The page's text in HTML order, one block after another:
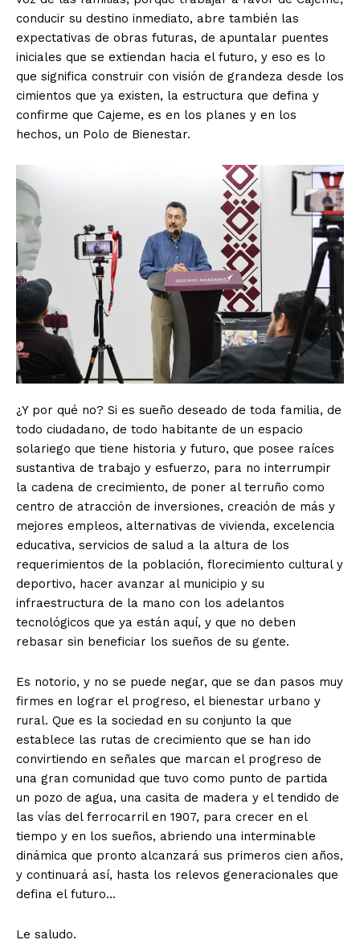
conducir su destino inmediato, abre también las
expectativas de obras futuras, de apuntalar puentes
iniciales que se extiendan hacia el futuro, y eso es lo
que significa construir con visión de grandeza desde los
cimientos que ya existen, la estructura que defina y
confirme que Cajeme, es en los planes y en los
hechos, un Polo de Bienestar.
¿Y por qué no? Si es sueño deseado de toda familia, de
todo ciudadano, de todo habitante de un espacio
solariego que tiene historia y futuro, que posee raíces
sustantiva de trabajo y esfuerzo, para no interrumpir
la cadena de crecimiento, de poner al terruño como
centro de atracción de inversiones, creación de más y
mejores empleos, alternativas de vivienda, excelencia
educativa, servicios de salud a la altura de los
requerimientos de la población, florecimiento cultural y
deportivo, hacer avanzar al municipio y su
infraestructura de la mano con los adelantos
tecnológicos que ya están aquí, y que no deben
rebasar sin beneficiar los sueños de su gente.
Es notorio, y no se puede negar, que se dan pasos muy
firmes en lograr el progreso, el bienestar urbano y
rural. Que es la sociedad en su conjunto la que
establece las rutas de crecimiento que se han ido
convirtiendo en señales que marcan el progreso de
una gran comunidad que tuvo como punto de partida
un pozo de agua, una casita de madera y el tendido de
las vías del ferrocarril en 1907, para crecer en el
tiempo y en los sueños, abriendo una interminable
dinámica que pronto alcanzará sus primeros cien años,
y continuará así, hasta los relevos generacionales que
defina el futuro…
Le saludo.